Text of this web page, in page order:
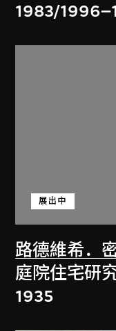
1983/
路德維希．
展出中
庭院住宅研
1935